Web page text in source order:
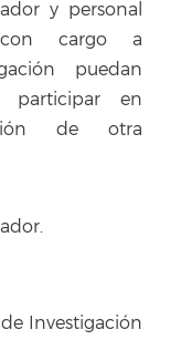
y personal
con cargo a
puedan
participar en
de otra
Investigación